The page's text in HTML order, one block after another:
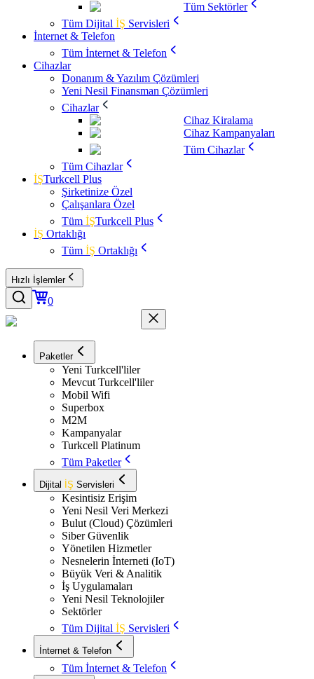
Tüm Sektörler
Tüm Dijital İŞ Servisleri
İnternet & Telefon
Tüm İnternet & Telefon
Cihazlar
Donanım & Yazılım Çözümleri
Yeni Nesil Finansman Çözümleri
Cihazlar
Cihaz Kiralama
Cihaz Kampanyaları
Tüm Cihazlar
Tüm Cihazlar
İŞTurkcell Plus
Şirketinize Özel
Çalışanlara Özel
Tüm İŞTurkcell Plus
İŞ Ortaklığı
Tüm İŞ Ortaklığı
Hızlı İşlemler
0
Paketler
Yeni Turkcell'liler
Mevcut Turkcell'liler
Mobil Wifi
Superbox
M2M
Kampanyalar
Turkcell Platinum
Tüm Paketler
Dijital İŞ Servisleri
Kesintisiz Erişim
Yeni Nesil Veri Merkezi
Bulut (Cloud) Çözümleri
Siber Güvenlik
Yönetilen Hizmetler
Nesnelerin İnterneti (IoT)
Büyük Veri & Analitik
İş Uygulamaları
Yeni Nesil Teknolojiler
Sektörler
Tüm Dijital İŞ Servisleri
İnternet & Telefon
Tüm İnternet & Telefon